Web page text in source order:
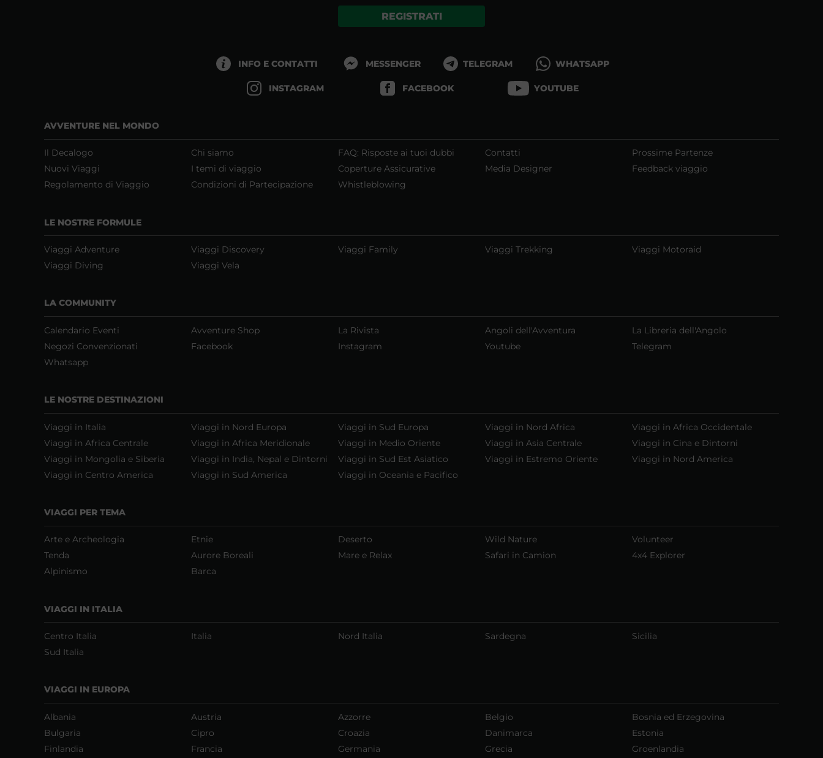
REGISTRATI
INFO E CONTATTI MESSENGER TELEGRAM WHATSAPP
INSTAGRAM FACEBOOK YOUTUBE
AVVENTURE NEL MONDO
Il Decalogo Chi siamo FAQ: Risposte ai tuoi dubbi Contatti
Prossime Partenze
Nuovi Viaggi
I temi di viaggio Coperture Assicurative Media Designer
Feedback viaggio
Regolamento di Viaggio
Condizioni di Partecipazione Whistleblowing
LE NOSTRE FORMULE
Viaggi Adventure Viaggi Discovery Viaggi Family Viaggi Trekking
Viaggi Motoraid
Viaggi Diving
Viaggi Vela
LA COMMUNITY
Calendario Eventi Avventure Shop La Rivista Angoli dell'Avventura
La Libreria dell'Angolo
Negozi Convenzionati
Facebook Instagram Youtube
Telegram
Whatsapp
LE NOSTRE DESTINAZIONI
Viaggi in Italia Viaggi in Nord Europa Viaggi in Sud Europa Viaggi in Nord Africa
Viaggi in Africa Occidentale
Viaggi in Africa Centrale
Viaggi in Africa Meridionale Viaggi in Medio Oriente Viaggi in Asia Centrale
Viaggi in Cina e Dintorni
Viaggi in Mongolia e Siberia
Viaggi in India, Nepal e Dintorni Viaggi in Sud Est Asiatico Viaggi in Estremo Oriente
Viaggi in Nord America
Viaggi in Centro America
Viaggi in Sud America Viaggi in Oceania e Pacifico
VIAGGI PER TEMA
Arte e Archeologia Etnie Deserto Wild Nature
Volunteer
Tenda
Aurore Boreali Mare e Relax Safari in Camion
4x4 Explorer
Alpinismo
Barca
VIAGGI IN ITALIA
Centro Italia Italia Nord Italia Sardegna
Sicilia
Sud Italia
VIAGGI IN EUROPA
Albania Austria Azzorre Belgio
Bosnia ed Erzegovina
Bulgaria
Cipro Croazia Danimarca
Estonia
Finlandia
Francia Germania Grecia
Groenlandia